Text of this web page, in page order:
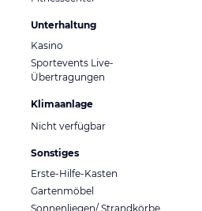
Unterhaltung
Kasino
Sportevents Live-
Übertragungen
Klimaanlage
Nicht verfügbar
Sonstiges
Erste-Hilfe-Kasten
Gartenmöbel
Sonnenliegen/ Strandkörbe